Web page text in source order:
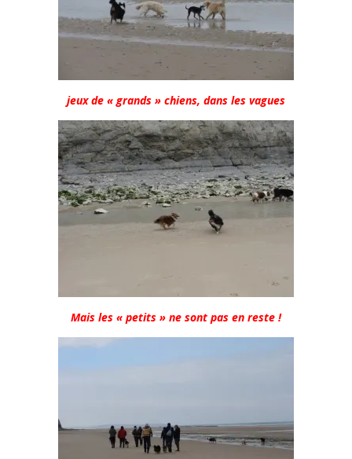
jeux de « grands » chiens, dans les vagues
Mais les « petits » ne sont pas en reste !